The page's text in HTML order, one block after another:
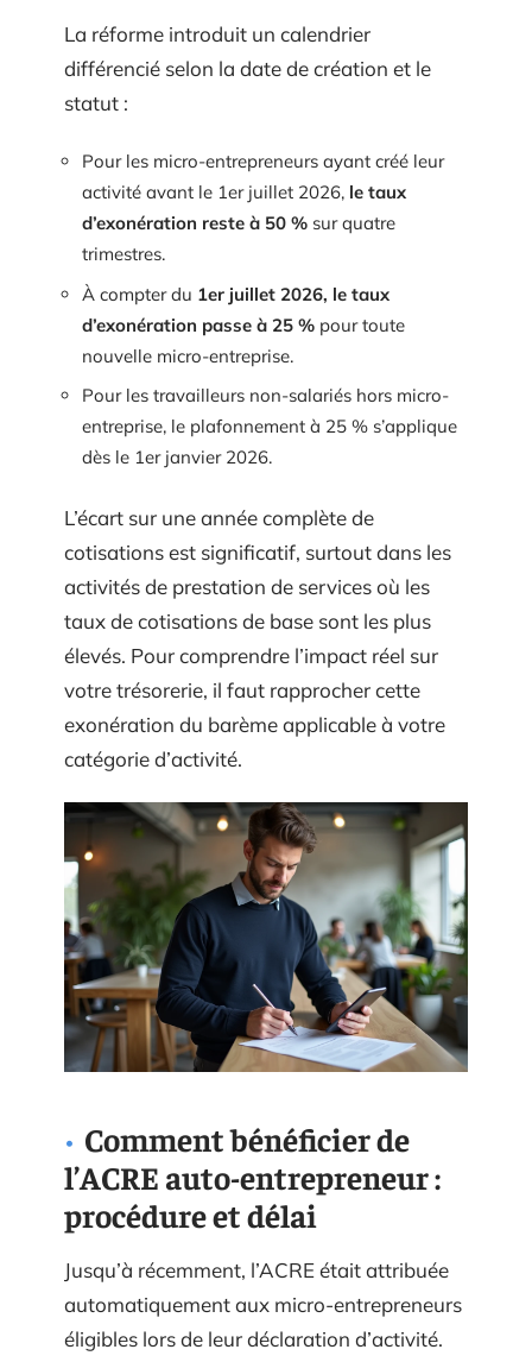
La réforme introduit un calendrier
différencié selon la date de création et le
statut :
Pour les micro-entrepreneurs ayant créé leur
activité avant le 1er juillet 2026, le taux
d’exonération reste à 50 % sur quatre
trimestres.
À compter du 1er juillet 2026, le taux
d’exonération passe à 25 % pour toute
nouvelle micro-entreprise.
Pour les travailleurs non-salariés hors micro-
entreprise, le plafonnement à 25 % s’applique
dès le 1er janvier 2026.
L’écart sur une année complète de
cotisations est significatif, surtout dans les
activités de prestation de services où les
taux de cotisations de base sont les plus
élevés. Pour comprendre l’impact réel sur
votre trésorerie, il faut rapprocher cette
exonération du barème applicable à votre
catégorie d’activité.
Comment bénéficier de
l’ACRE auto-entrepreneur :
procédure et délai
Jusqu’à récemment, l’ACRE était attribuée
automatiquement aux micro-entrepreneurs
éligibles lors de leur déclaration d’activité.